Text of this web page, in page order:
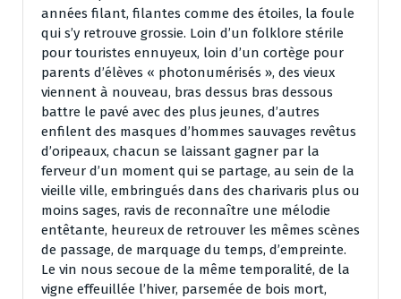
années filant, filantes comme des étoiles, la foule
qui s’y retrouve grossie. Loin d’un folklore stérile
pour touristes ennuyeux, loin d’un cortège pour
parents d’élèves « photonumérisés », des vieux
viennent à nouveau, bras dessus bras dessous
battre le pavé avec des plus jeunes, d’autres
enfilent des masques d’hommes sauvages revêtus
d’oripeaux, chacun se laissant gagner par la
ferveur d’un moment qui se partage, au sein de la
vieille ville, embringués dans des charivaris plus ou
moins sages, ravis de reconnaître une mélodie
entêtante, heureux de retrouver les mêmes scènes
de passage, de marquage du temps, d’empreinte.
Le vin nous secoue de la même temporalité, de la
vigne effeuillée l’hiver, parsemée de bois mort,